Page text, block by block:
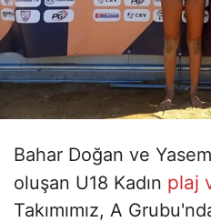
Bahar Doğan ve
oluşan U18 Kadın plaj
Takımımız, A